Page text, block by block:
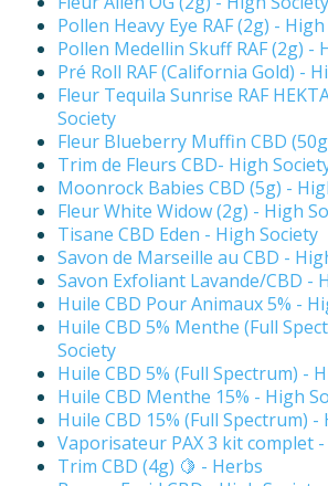
Pollen Heavy Eye RAF (2g) -
Pollen Medellin Skuff RAF (2g) -
Pré Roll RAF (California Gold) -
Fleur Tequila Sunrise RAF
Society
Fleur Blueberry Muffin CBD
Trim de Fleurs CBD- High
Moonrock Babies CBD (5g) -
Fleur White Widow (2g) - High
Tisane CBD Eden - High Society
Savon de Marseille au CBD -
Savon Exfoliant Lavande/CBD -
Huile CBD Pour Animaux 5% -
Huile CBD 5% Menthe (Full
Society
Huile CBD 5% (Full Spectrum) -
Huile CBD Menthe 15% - High
Huile CBD 15% (Full Spectrum) -
Vaporisateur PAX 3 kit complet -
Trim CBD (4g) 🍋 - Herbs